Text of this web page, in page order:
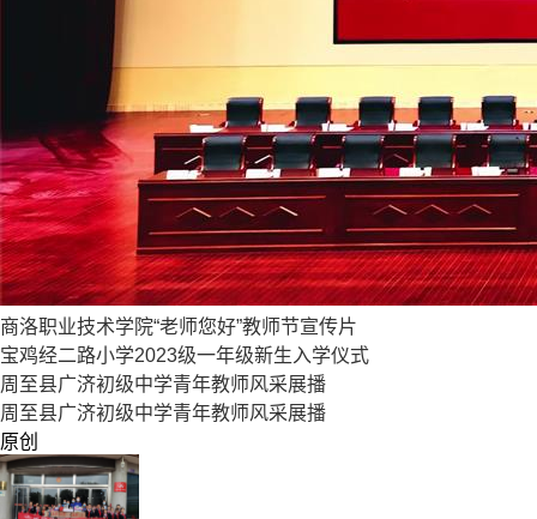
商洛职业技术学院“老师您好”教师节宣传片
宝鸡经二路小学2023级一年级新生入学仪式
周至县广济初级中学青年教师风采展播
周至县广济初级中学青年教师风采展播
原创